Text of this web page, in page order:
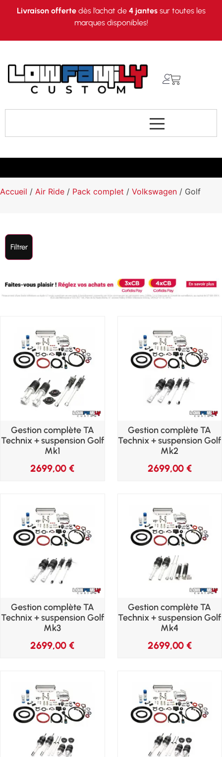
Livraison offertedès l’achat de 4 jantessur toutes les
marques disponibles!
Accueil / Air Ride / Pack complet / Volkswagen / Golf
Filtrer
Gestion complète TA
Technix + suspension Golf
Mk1
2699,00€
Gestion complète TA
Technix + suspension Golf
Mk2
2699,00 €
Gestion complète TA
Technix + suspension Golf
Mk3
2699,00€
Gestion complète TA
Technix + suspension Golf
Mk4
2699,00 €